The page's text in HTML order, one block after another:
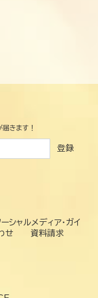
きます！
登録
ーシャルメディア・ガイ
せ
資料請求